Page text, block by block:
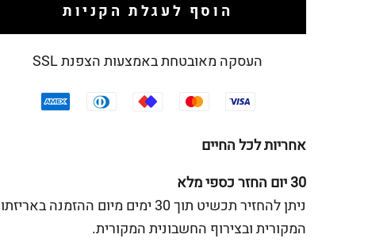
הוסף לעגלת הקניות
העסקה מאובטחת באמצעות הצפנת SSL
אחריות לכל החיים
30 יום החזר כספי מלא
ניתן להחזיר תכשיט תוך 30 ימים מיום ההזמנה באריזתו
המקורית ובצירוף החשבונית המקורית.